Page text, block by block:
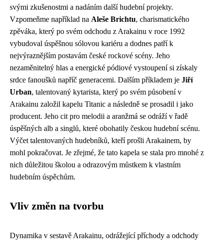
svými zkušenostmi a nadáním další hudební projekty.
Vzpomeňme například na Aleše Brichtu, charismatického
zpěváka, který po svém odchodu z Arakainu v roce 1992
vybudoval úspěšnou sólovou kariéru a dodnes patří k
nejvýraznějším postavám české rockové scény. Jeho
nezaměnitelný hlas a energické pódiové vystoupení si získaly
srdce fanoušků napříč generacemi. Dalším příkladem je Jiří
Urban, talentovaný kytarista, který po svém působení v
Arakainu založil kapelu Titanic a následně se prosadil i jako
producent. Jeho cit pro melodii a aranžmá se odráží v řadě
úspěšných alb a singlů, které obohatily českou hudební scénu.
Výčet talentovaných hudebníků, kteří prošli Arakainem, by
mohl pokračovat. Je zřejmé, že tato kapela se stala pro mnohé z
nich důležitou školou a odrazovým můstkem k vlastním
hudebním úspěchům.
Vliv změn na tvorbu
Dynamika v sestavě Arakainu, odrážející příchody a odchody